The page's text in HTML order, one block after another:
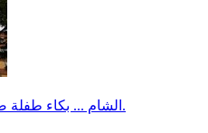
الشام ... بكاء طفلة صغيرة~ قصيدة مؤثرة حول سوريا.